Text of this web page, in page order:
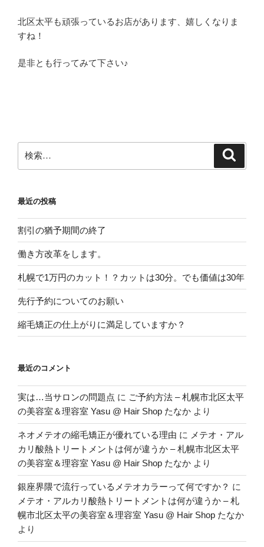
北区太平も頑張っているお店があります、嬉しくなりま
すね！
是非とも行ってみて下さい♪
索:
最近の投稿
割引の猶予期間の終了
働き方改革をします。
札幌で1万円のカット！？カットは30分。でも価値は30年
先行予約についてのお願い
縮毛矯正の仕上がりに満足していますか？
最近のコメント
実は…当サロンの問題点 に ご予約方法 – 札幌市北区太平
の美容室＆理容室 Yasu @ Hair Shop たなか より
ネオメテオの縮毛矯正が優れている理由 に メテオ・アル
カリ酸熱トリートメントは何が違うか – 札幌市北区太平
の美容室＆理容室 Yasu @ Hair Shop たなか より
銀座界隈で流行っているメテオカラーって何ですか？ に
メテオ・アルカリ酸熱トリートメントは何が違うか – 札
幌市北区太平の美容室＆理容室 Yasu @ Hair Shop たなか
より